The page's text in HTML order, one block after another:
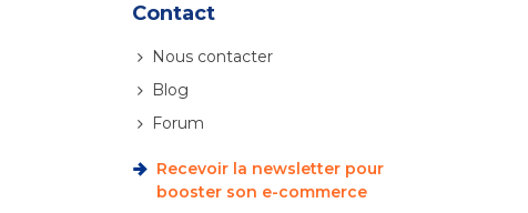
Contact
Nous contacter
Blog
Forum
Recevoir la newsletter pour
booster son e-commerce